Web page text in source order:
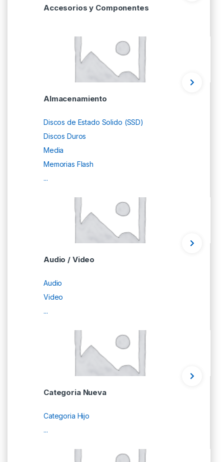
Accesorios y Componentes
Almacenamiento
Discos de Estado Solido (SSD)
Discos Duros
Media
Memorias Flash
...
Audio / Video
Audio
Video
...
Categoria Nueva
Categoria Hijo
...